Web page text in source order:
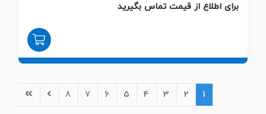
برای اطلاع از قیمت تماس بگیرید
1
2
3
4
5
6
7
8